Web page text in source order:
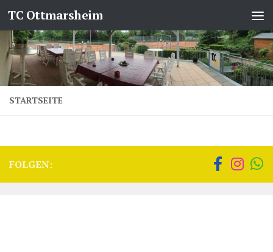
Zum Inhalt springen
TC Ottmarsheim
STARTSEITE
FOLGEN: